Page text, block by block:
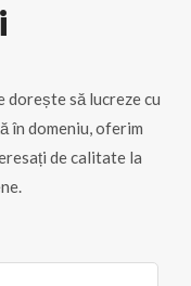
dorește să lucreze cu
în domeniu, oferim
de calitate la